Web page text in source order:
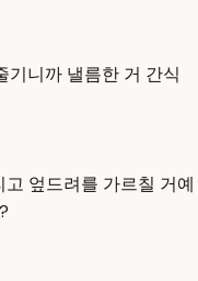
기니까 낼름한 거 간식
고 엎드려를 가르칠 거예